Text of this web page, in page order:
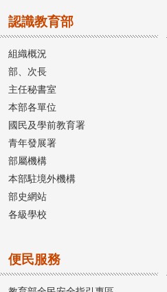
認識教育部
組織概況
部、次長
主任秘書室
本部各單位
國民及學前教育署
青年發展署
部屬機構
本部駐境外機構
部史網站
各級學校
便民服務